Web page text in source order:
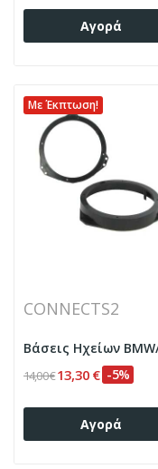
Αγορά
Με Έκπτωση!
CONNECTS2
14,00 €13,30 € -5%
Αγορά